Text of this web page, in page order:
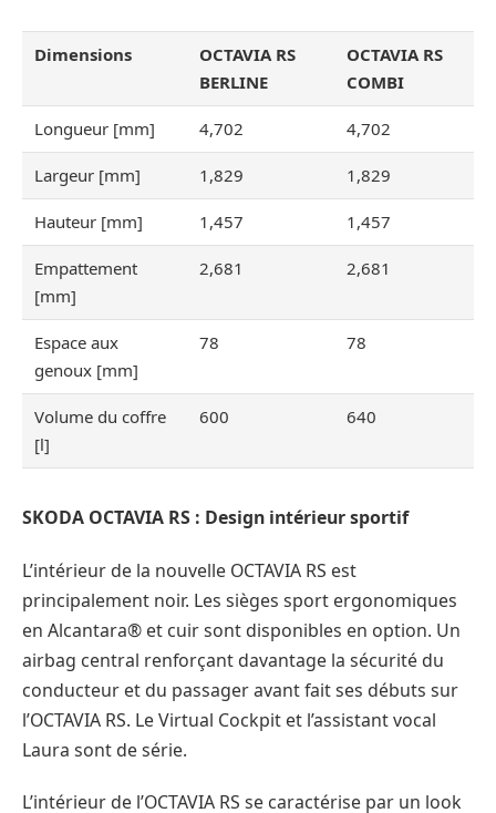
Dimensions
OCTAVIA RS
BERLINE
OCTAVIA RS
COMBI
Longueur [mm] 4,702 4,702
Largeur [mm] 1,829 1,829
Hauteur [mm] 1,457 1,457
Empattement
[mm]
2,681 2,681
Espace aux
genoux [mm]
78 78
Volume du coffre
[l]
600 640
SKODA OCTAVIA RS : Design intérieur sportif
L’intérieur de la nouvelle OCTAVIA RS est
principalement noir. Les sièges sport ergonomiques
en Alcantara® et cuir sont disponibles en option. Un
airbag central renforçant davantage la sécurité du
conducteur et du passager avant fait ses débuts sur
l’OCTAVIA RS. Le Virtual Cockpit et l’assistant vocal
Laura sont de série.
L’intérieur de l’OCTAVIA RS se caractérise par un look